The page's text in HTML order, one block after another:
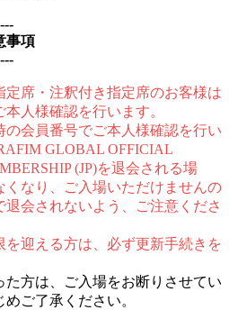
事項
席・注釈付き指定席のお客様は
人様確認を行います。
会員番号でご本人様確認を行い
GLOBAL OFFICIAL
(JP)を退会される場
なり、ご入場いただけませんの
会されないよう、ご注意くださ
迎える方は、必ず更新手続きを
た方は、ご入場をお断りさせてい
ご了承ください。